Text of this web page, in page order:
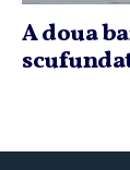
A doua